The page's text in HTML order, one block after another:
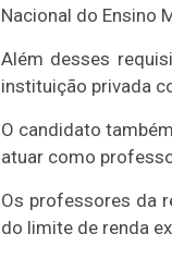
Nacional do Ensino
Além desses
instituição privada
O candidato
atuar como
Os professores da
do limite de renda